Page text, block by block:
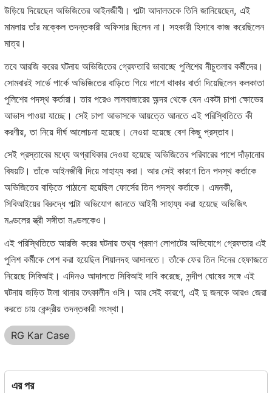
উড়িয়ে দিয়েছেন অভিজিতের আইনজীবী। পাল্টা আদালতকে তিনি জানিয়েছেন, এই
মামলায় তাঁর মক্কেল তদন্তকারী অফিসার ছিলেন না। সহকারী হিসাবে কাজ করেছিলেন
মাত্র।
তবে আরজি করের ঘটনায় অভিজিতের গ্রেফতারি ভাবাচ্ছে পুলিশের নীচুতলার কর্মীদের।
সোমবারই সার্ভে পার্কে অভিজিতের বাড়িতে গিয়ে পাশে থাকার বার্তা দিয়েছিলেন কলকাতা
পুলিশের পদস্থ কর্তারা। তার পরেও লালবাজারের অন্দর থেকে যেন একটা চাপা ক্ষোভের
আভাস পাওয়া যাচ্ছে। সেই চাপা আভাসকে আয়ত্তে আনতে এই পরিস্থিতিতে কী
করণীয়, তা নিয়ে দীর্ঘ আলোচনা হয়েছে। নেওয়া হয়েছে বেশ কিছু প্রস্তাব।
সেই প্রস্তাবের মধ্যে অগ্রাধিকার দেওয়া হয়েছে অভিজিতের পরিবারের পাশে দাঁড়ানোর
বিষয়টি। তাঁকে আইনজীবী দিয়ে সাহায্য করা। আর সেই কারণে তিন পদস্থ কর্তাকে
অভিজিতের বাড়িতে পাঠানো হয়েছিল ফোর্সের তিন পদস্থ কর্তাকে। এমনকী,
সিবিআইয়ের বিরুদ্ধে পাল্টা অভিযোগ জানতে আইনী সাহায্য করা হয়েছে অভিজিৎ
মণ্ডলের স্ত্রী সঙ্গীতা মণ্ডলকেও।
এই পরিস্থিতিতে আরজি করের ঘটনায় তথ্য প্রমাণ লোপাটের অভিযোগে গ্রেফতার এই
পুলিশ কর্মীকে পেশ করা হয়েছিল শিয়ালদহ আদালতে। তাঁকে ফের তিন দিনের হেফাজতে
নিয়েছে সিবিআই। এদিনও আদালতে সিবিআই দাবি করেছে, সন্দীপ ঘোষের সঙ্গে এই
ঘটনায় জড়িত টালা থানার তৎকালীন ওসি। আর সেই কারণে, এই দু জনকে আরও জেরা
করতে চায় কেন্দ্রীয় তদন্তকারী সংস্থা।
RG Kar Case
এর পর